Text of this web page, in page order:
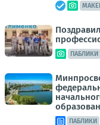
ПАБЛИКИ
ПАБЛИКИ